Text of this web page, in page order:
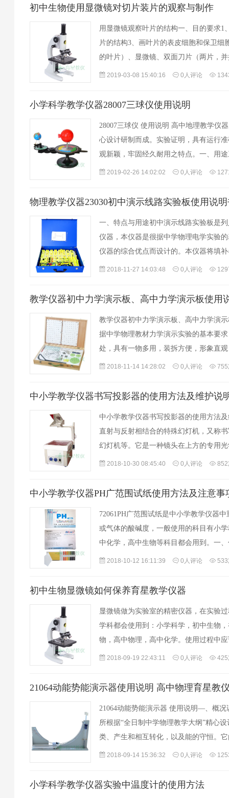
初中生物使用显微镜对切片装片的观察与制作
用显微镜观察叶片的结构一、目的要求1
片的结构3、画叶片的表皮细胞和保卫细
的叶片）、显微镜、双面刀片（两片，
镊子、载玻片、盖玻片、叶片的永久切
2019-03-08 15:40:16 0人评论
小学科学教学仪器28007三球仪使用说明
28007三球仪 使用说明 高中地理教学仪
心设计研制而成。实验证明，具有运行
观新颖，牢固经久耐用之特点。一、用
间相对运动规律的直观教学仪器，它能
2019-02-26 14:02:02 0人评论
物理教学仪器23030初中演示线路实验板使用说
一、特点与用途初中演示线路实验板是
仪器，本仪器是很据中学物理电学实验
仪器的综合优点而设计的。本仪器将填
不足的一种新型仪器，线路实验板为教
2018-11-27 14:03:48 0人评论
教学仪器初中力学演示板、高中力学演示板使用
教学仪器初中力学演示板、高中力学演
据中学物理教材力学演示实验的基本要
处，具有一物多用，装拆方便，形象直
力智能、提高教学效率，牢固掌握知识
2018-11-14 14:28:02 0人评论 755
中小学教学仪器书写投影器的使用方法及维护说
中小学教学仪器书写投影器的使用方法
直射与反射相结合的特殊幻灯机，又称
幻灯机等。它是一种镜头在上方的专用
或实物的专用光学放大器。由于图像清
2018-10-30 08:45:40 0人评论 852
中小学教学仪器PH广范围试纸使用方法及注意事
72061PH广范围试纸是中小学教学仪器
或气体的酸碱度，一般使用的科目有小
中化学，高中生物等科目都会用到。一
1〜14，中性溶液PH值为7（水的PH值接
2018-10-12 16:11:39 0人评论 533
初中生物显微镜如何保养育星教学仪器
显微镜做为实验室的精密仪器，在实验
学科都会使用到：小学科学，初中生物
物，高中物理，高中化学。使用过程中
绍：一、准备的材料1.标本片(用于校对
2018-09-19 22:43:11 0人评论 425
21064动能势能演示器使用说明 高中物理育星教
21064动能势能演示器 使用说明—、概
所根据“全日制中学物理教学大纲”精心
类、产生和相互转化，以及能的守恒。
大滑块、小滑块、小球、螺旋弹簧等组
2018-09-14 15:36:32 0人评论
小学科学教学仪器实验中温度计的使用方法